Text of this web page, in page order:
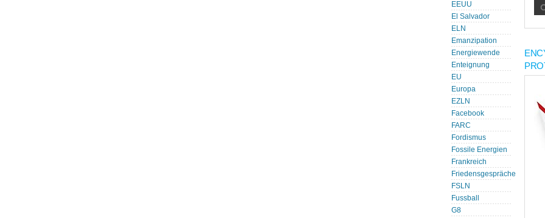
EEUU
El Salvador
ELN
Emanzipation
Energiewende
Enteignung
EU
Europa
EZLN
Facebook
FARC
Fordismus
Fossile Energien
Frankreich
Friedensgespräche
FSLN
Fussball
G8